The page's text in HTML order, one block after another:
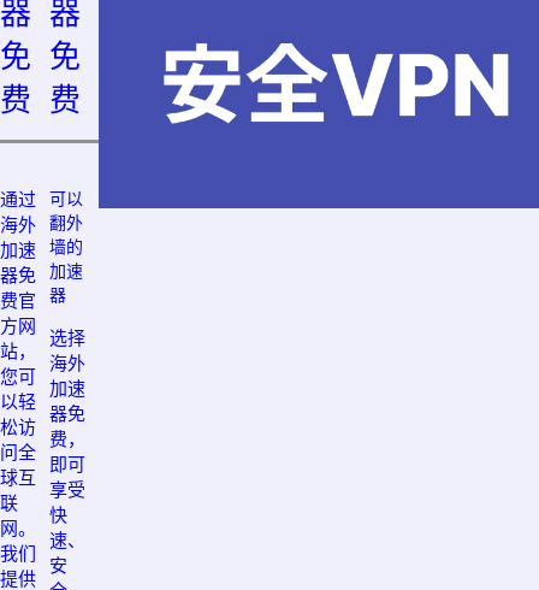
器
免
费
通过
海外
加速
器免
费官
方网
站，
您可
以轻
松访
问全
球互
联
网。
我们
提供
器
免
费
可以
翻外
墙的
加速
器
选择
海外
加速
器免
费，
即可
享受
快
速、
安